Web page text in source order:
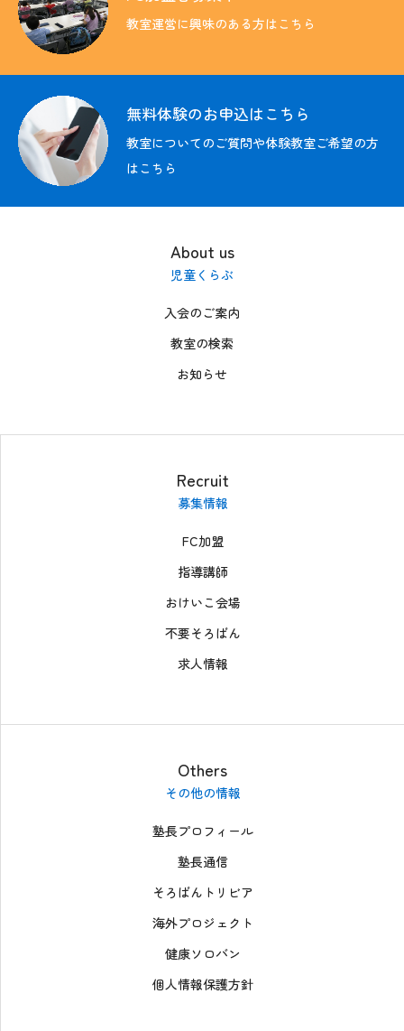
教室運営に興味のある方はこちら
無料体験のお申込はこちら
教室についてのご質問や体験教室ご希望の方
はこちら
About us
児童くらぶ
入会のご案内
教室の検索
お知らせ
Recruit
募集情報
FC加盟
指導講師
おけいこ会場
不要そろばん
求人情報
Others
その他の情報
塾長プロフィール
塾長通信
そろばんトリビア
海外プロジェクト
健康ソロバン
個人情報保護方針